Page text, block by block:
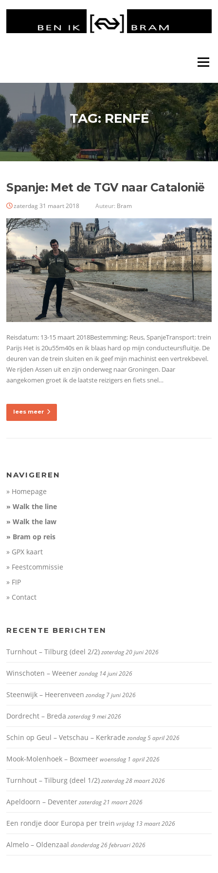
Menu
TAG:RENFE
Spanje: Met de TGV naar Catalonië
zaterdag 31 maart 2018 Auteur: Bram
Reisdatum: 13-15 maart 2018Bestemming: Reus, SpanjeTransport: trein
Parijs Het is 20u55m40s en ik blaas hard op mijn conducteursfluitje. De
deuren van de trein sluiten en ik geef mijn machinist een vertrekbevel.
We rijden Assen uit en zijn onderweg naar Groningen. Daar
aangekomen groet ik de laatste reizigers en fiets snel…
lees meer
NAVIGEREN
» Homepage
» Walk the line
» Walk the law
» Bram op reis
» GPX kaart
» Feestcommissie
» FIP
» Contact
RECENTE BERICHTEN
Turnhout – Tilburg (deel 2/2)zaterdag 20 juni 2026
Winschoten – Weenerzondag 14 juni 2026
Steenwijk – Heerenveen zondag 7 juni 2026
Dordrecht – Breda zaterdag 9 mei 2026
Schin op Geul – Vetschau – Kerkrade zondag 5 april 2026
Mook-Molenhoek – Boxmeerwoensdag 1 april 2026
Turnhout – Tilburg (deel 1/2)zaterdag 28 maart 2026
Apeldoorn – Deventerzaterdag 21 maart 2026
Een rondje door Europa per trein vrijdag 13 maart 2026
Almelo – Oldenzaal donderdag 26 februari 2026